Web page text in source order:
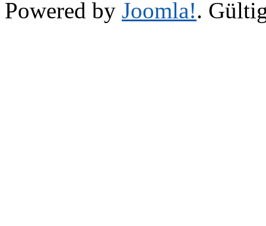
Powered by Joomla!.